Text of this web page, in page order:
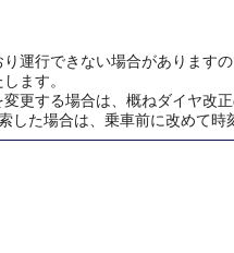
行できない場合がありますの
ます。
更する場合は、概ねダイヤ改
した場合は、乗車前に改めて時